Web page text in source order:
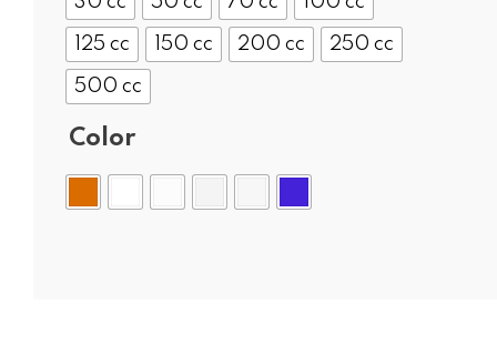
125 cc 150 cc 200 cc 250 cc
500 cc
Color